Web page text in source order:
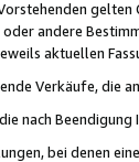
andere
aktuellen
Verkäufe, die
nach Beendigung
bei denen